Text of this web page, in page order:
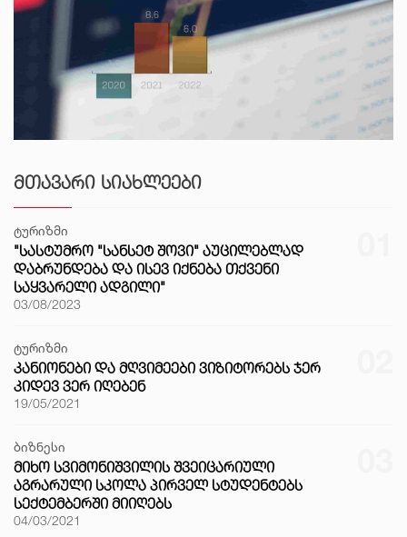
ᲛᲗᲐᲕᲐᲠᲘ ᲡᲘᲐᲮᲚᲔᲔᲑᲘ
ტურიზმი
"ᲡᲐᲡᲢᲣᲛᲠᲝ "ᲡᲐᲜᲡᲔᲢ ᲨᲝᲕᲘ" ᲐᲣᲪᲘᲚᲔᲑᲚᲐᲓ
ᲓᲐᲑᲠᲣᲜᲓᲔᲑᲐ ᲓᲐ ᲘᲡᲔᲕ ᲘᲥᲜᲔᲑᲐ ᲗᲥᲕᲔᲜᲘ
ᲡᲐᲧᲕᲐᲠᲔᲚᲘ ᲐᲓᲒᲘᲚᲘ"
03/08/2023
ტურიზმი
ᲙᲐᲜᲘᲝᲜᲔᲑᲘ ᲓᲐ ᲛᲦᲕᲘᲛᲔᲔᲑᲘ ᲕᲘᲖᲘᲢᲝᲠᲔᲑᲡ ᲯᲔᲠ
ᲙᲘᲓᲔᲕ ᲕᲔᲠ ᲘᲦᲔᲑᲔᲜ
19/05/2021
ბიზნესი
ᲛᲘᲮᲝ ᲡᲕᲘᲛᲝᲜᲘᲨᲕᲘᲚᲘᲡ ᲨᲕᲔᲘᲪᲐᲠᲘᲣᲚᲘ
ᲐᲒᲠᲐᲠᲣᲚᲘ ᲡᲙᲝᲚᲐ ᲞᲘᲠᲕᲔᲚ ᲡᲢᲣᲓᲔᲜᲢᲔᲑᲡ
ᲡᲔᲥᲢᲔᲛᲑᲔᲠᲨᲘ ᲛᲘᲘᲦᲔᲑᲡ
04/03/2021